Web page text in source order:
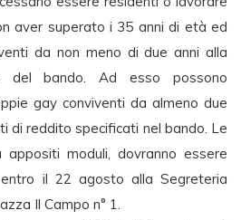
aver superato i 35 anni di età ed
da non meno di due anni alla
del bando. Ad esso possono
gay conviventi da almeno due
di reddito specificati nel bando. Le
appositi moduli, dovranno essere
il 22 agosto alla Segreteria
Il Campo n° 1.